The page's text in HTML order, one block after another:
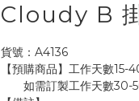
Cloudy B
貨號：A4136
【預購商品】工作天數
如需訂製工作天